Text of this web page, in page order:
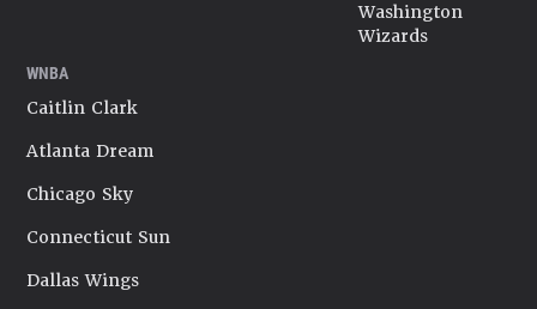
Washington
Wizards
WNBA
Caitlin Clark
Atlanta Dream
Chicago Sky
Connecticut Sun
Dallas Wings